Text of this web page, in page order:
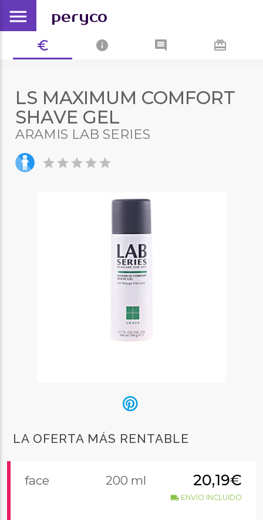
menu peryco
euro_symbol info comment card_giftcard
LS MAXIMUM COMFORT
SHAVE GEL
ARAMIS LAB SERIES
starstarstarstarstar
LA OFERTA MÁS RENTABLE
face 200 ml 20,19€
local_shippingENVÍO INCLUIDO